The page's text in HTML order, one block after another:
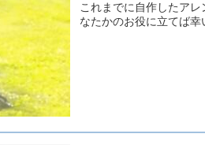
これまでに自作したア
なたかのお役に立てば幸